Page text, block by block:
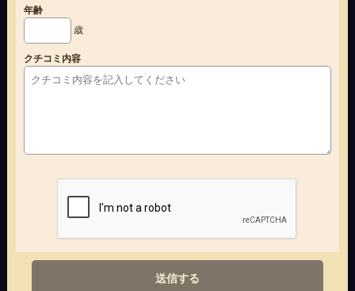
年齢
歳
クチコミ内容
送信する